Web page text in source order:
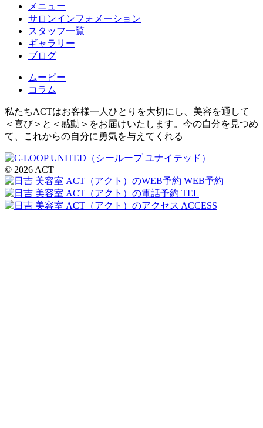
メニュー
サロンインフォメーション
スタッフ一覧
ギャラリー
ブログ
ムービー
コラム
私たちACTはお客様一人ひとりを大切にし、美容を通して
＜喜び＞と＜感動＞をお届けいたします。今の自分を見つめ
て、これからの自分に勇気を与えてくれる
© 2026 ACT
WEB予約
TEL
ACCESS